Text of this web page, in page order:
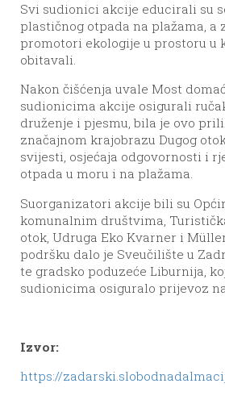
Svi sudionici akcije educirali su
plastičnog otpada na plažama, a
promotori ekologije u prostoru u
obitavali.
Nakon čišćenja uvale Most
sudionicima akcije osigurali
druženje i pjesmu, bila je ovo
značajnom krajobrazu Dugog
svijesti, osjećaja odgovornosti i
otpada u moru i na plažama.
Suorganizatori akcije bili su
komunalnim društvima,
otok, Udruga Eko Kvarner i
podršku dalo je Sveučilište u
te gradsko poduzeće Liburnija,
sudionicima osiguralo prijevoz
Izvor:
https://